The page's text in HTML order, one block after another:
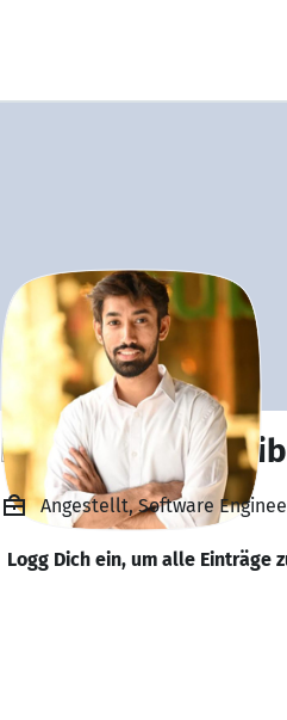
burhanuddin zoaib
Angestellt, Software
Logg Dich ein, um alle Einträge